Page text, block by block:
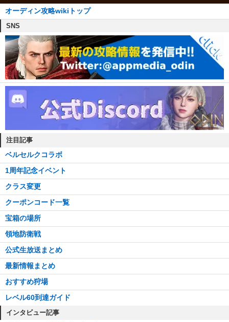
オーディン攻略wikiトップ
SNS
注目記事
ベルセルクコラボ
1周年記念イベント
クラス変更
クーポンコード一覧
宝箱の場所
領地防衛戦
公式生放送まとめ
最新情報まとめ
おすすめ狩場
レベル60到達ガイド
インタビュー記事